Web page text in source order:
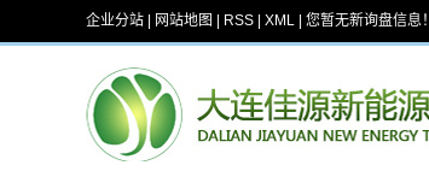
企业分站 网站地图 RSS XML 您暂无新询盘信息！